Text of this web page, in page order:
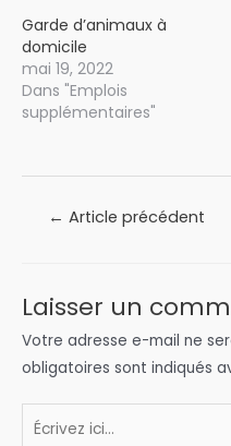
Garde d’animaux à
domicile
mai 19, 2022
Dans "Emplois
supplémentaires"
Navigation
← Article précédent
Laisser un
Votre adresse e-mail ne
obligatoires sont indiqués
Écrivez